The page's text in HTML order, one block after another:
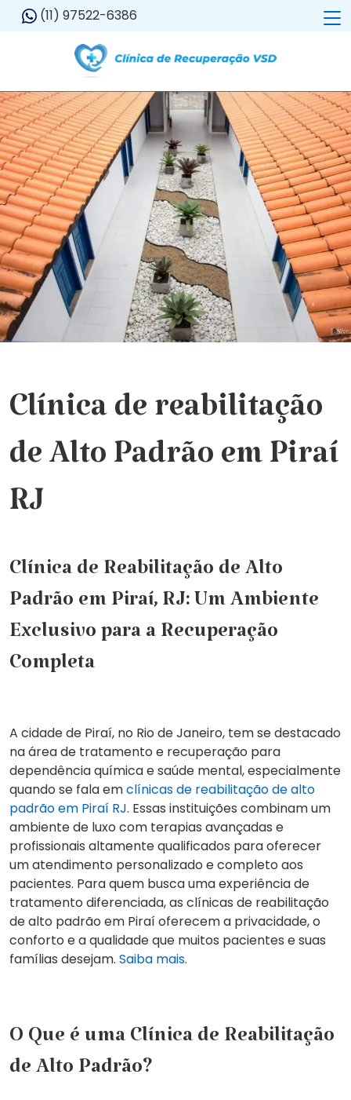
(11) 97522-6386
Clínica de reabilitação
de Alto Padrão em Piraí
RJ
Clínica de Reabilitação de Alto
Padrão em Piraí, RJ: Um Ambiente
Exclusivo para a Recuperação
Completa
A cidade de Piraí, no Rio de Janeiro, tem se destacado
na área de tratamento e recuperação para
dependência química e saúde mental, especialmente
quando se fala emclínicas de reabilitação de alto
padrão em Piraí RJ. Essas instituições combinam um
ambiente de luxo com terapias avançadas e
profissionais altamente qualificados para oferecer
um atendimento personalizado e completo aos
pacientes. Para quem busca uma experiência de
tratamento diferenciada, as clínicas de reabilitação
de alto padrão em Piraí oferecem a privacidade, o
conforto e a qualidade que muitos pacientes e suas
famílias desejam. Saiba mais.
O Que é uma Clínica de Reabilitação
de Alto Padrão?